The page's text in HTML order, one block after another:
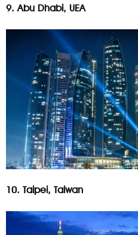
9. Abu Dhabi, UEA
10. Taipei, Taiwan